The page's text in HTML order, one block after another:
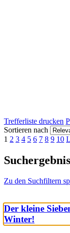
Trefferliste drucken
Sortieren nach
1 2 3 4 5 6 7 8 9 10
Suchergebnis
Zu den Suchfiltern
Der kleine
Winter!